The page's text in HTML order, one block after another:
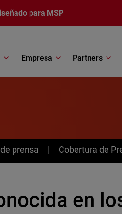
para MSP
Empresa Partners
prensa Cobertura de
en